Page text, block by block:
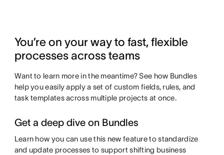
You’re on your way to fast, flexible
processes across teams
Want to learn more in the meantime? See how Bundles
help you easily apply a set of custom fields, rules, and
task templates across multiple projects at once.
Get a deep dive on Bundles
Learn how you can use this new feature to standardize
and update processes to support shifting business